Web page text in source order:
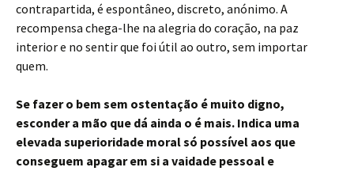
contrapartida, é espontâneo, discreto, anónimo. A
recompensa chega-lhe na alegria do coração, na paz
interior e no sentir que foi útil ao outro, sem importar
quem.
Se fazer o bem sem ostentação é muito digno,
esconder a mão que dá ainda o é mais. Indica uma
elevada superioridade moral só possível aos que
conseguem apagar em si a vaidade pessoal e